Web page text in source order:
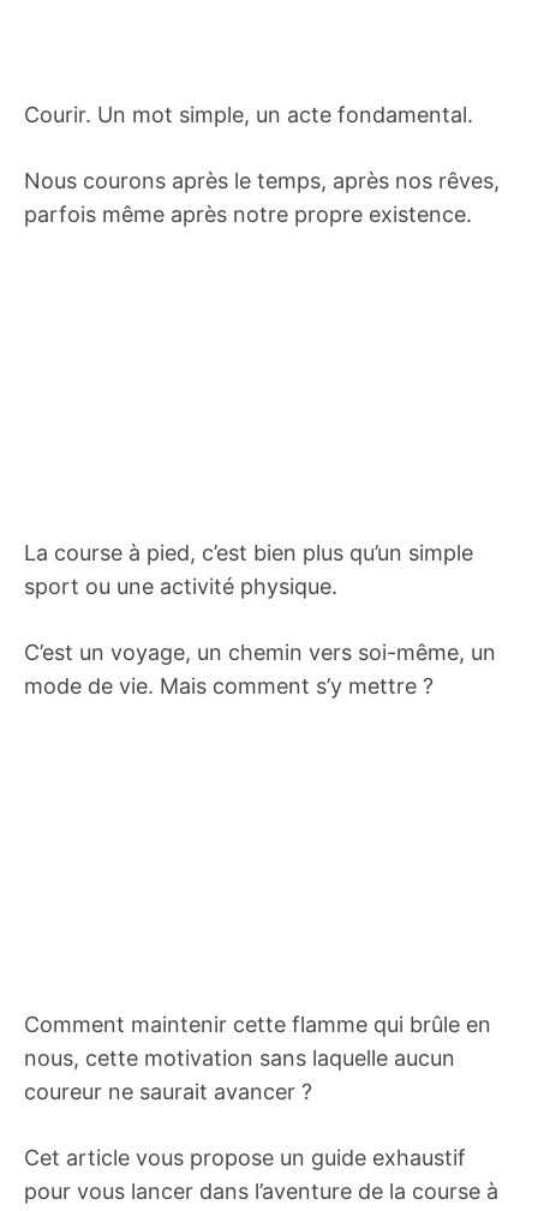
Courir. Un mot simple, un acte fondamental.
Nous courons après le temps, après nos rêves,
parfois même après notre propre existence.
La course à pied, c’est bien plus qu’un simple
sport ou une activité physique.
C’est un voyage, un chemin vers soi-même, un
mode de vie. Mais comment s’y mettre ?
Comment maintenir cette flamme qui brûle en
nous, cette motivation sans laquelle aucun
coureur ne saurait avancer ?
Cet article vous propose un guide exhaustif
pour vous lancer dans l’aventure de la course à